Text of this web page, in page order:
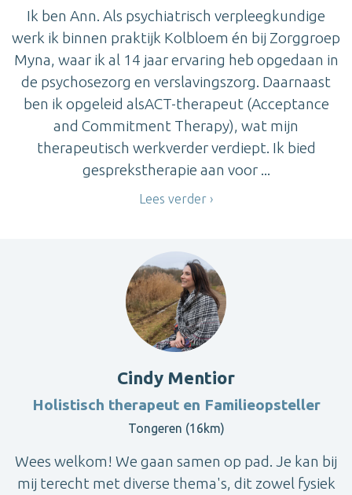
Ik ben Ann. Als psychiatrisch verpleegkundige
werk ik binnen praktijk Kolbloem én bij Zorggroep
Myna, waar ik al 14 jaar ervaring heb opgedaan in
de psychosezorg en verslavingszorg. Daarnaast
ben ik opgeleid alsACT-therapeut (Acceptance
and Commitment Therapy), wat mijn
therapeutisch werkverder verdiept. Ik bied
gesprekstherapie aan voor ...
Lees verder
Cindy Mentior
Holistisch therapeut en Familieopsteller
Tongeren (16km)
Wees welkom! We gaan samen op pad. Je kan bij
mij terecht met diverse thema's, dit zowel fysiek